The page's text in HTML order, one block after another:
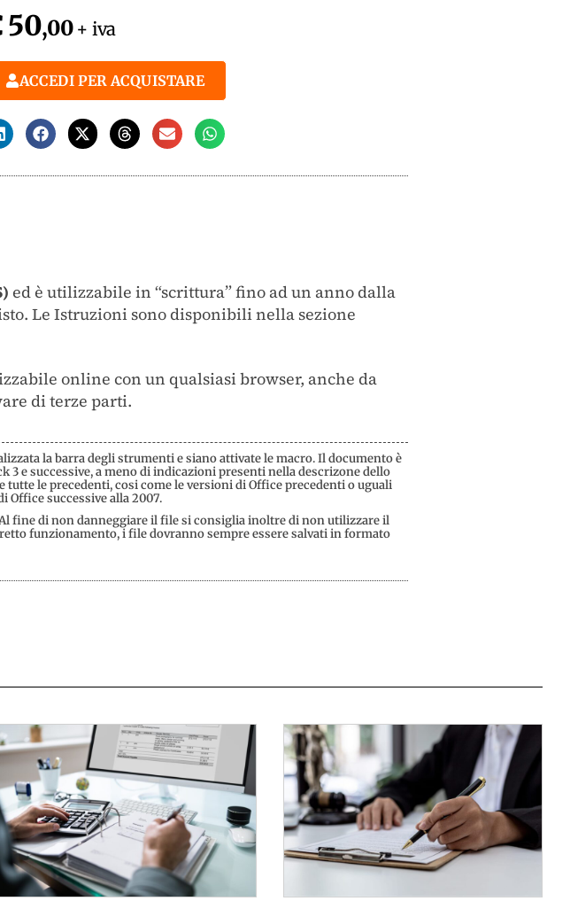
50,00+ iva
ACCEDI PER ACQUISTARE
ed è utilizzabile in “scrittura” fino ad un anno dalla
Le Istruzioni sono disponibili nella sezione
online con un qualsiasi browser, anche da
di terze parti.
la barra degli strumenti e siano attivate le macro. Il documento è
e successive, a meno di indicazioni presenti nella descrizone dello
le precedenti, cosi come le versioni di Office precedenti o uguali
Office successive alla 2007.
fine di non danneggiare il file si consiglia inoltre di non utilizzare il
funzionamento, i file dovranno sempre essere salvati in formato